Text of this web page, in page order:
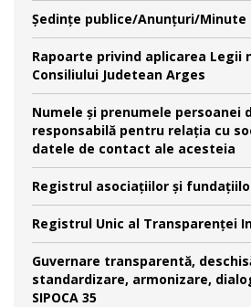
Şedinţe publice/Anunţuri/Minute
Rapoarte privind aplicarea Legii
Consiliului Judetean Arges
Numele şi prenumele persoanei
responsabilă pentru relaţia cu
datele de contact ale acesteia
Registrul asociațiilor și
Registrul Unic al Transparenței
Guvernare transparentă,
standardizare, armonizare,
SIPOCA 35